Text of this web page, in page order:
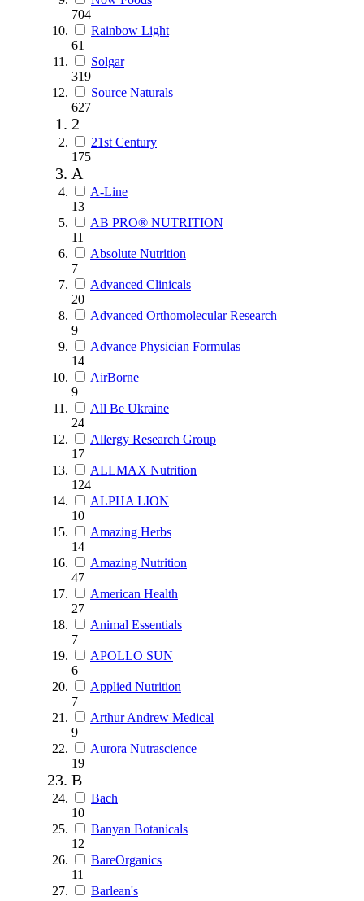
704
Rainbow Light
61
Solgar
319
Source Naturals
627
2
21st Century
175
A
A-Line
13
AB PRO® NUTRITION
11
Absolute Nutrition
7
Advanced Clinicals
20
Advanced Orthomolecular Research
9
Advance Physician Formulas
14
AirBorne
9
All Be Ukraine
24
Allergy Research Group
17
ALLMAX Nutrition
124
ALPHA LION
10
Amazing Herbs
14
Amazing Nutrition
47
American Health
27
Animal Essentials
7
APOLLO SUN
6
Applied Nutrition
7
Arthur Andrew Medical
9
Aurora Nutrascience
19
B
Bach
10
Banyan Botanicals
12
BareOrganics
11
Barlean's